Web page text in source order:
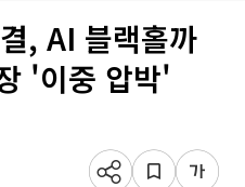
, AI 블랙홀까
'이중 압박'